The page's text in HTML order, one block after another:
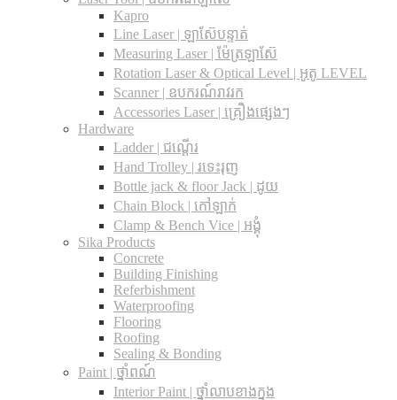
Kapro
Line Laser | ឡាស៊ែបន្ទាត់
Measuring Laser | ម៉ែត្រឡាស៊ែ
Rotation Laser & Optical Level | អូតូ LEVEL
Scanner | ឧបករណ៍រាវរក
Accessories Laser | គ្រឿងផ្សេងៗ
Hardware
Ladder | ជណ្តើរ
Hand Trolley | រទេះរុញ
Bottle jack & floor Jack​ | ដូយ
Chain Block | កៅឡាក់
Clamp & Bench Vice | អង្គុំ
Sika Products
Concrete
Building Finishing
Referbishment
Waterproofing
Flooring
Roofing
Sealing & Bonding
Paint | ថ្នាំពណ៍
Interior Paint | ថ្នាំលាបខាងក្នុង